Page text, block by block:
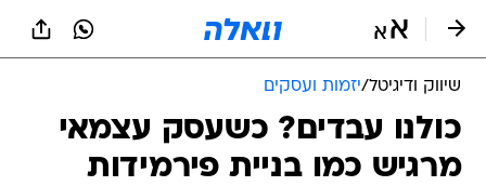
שיווק ודיגיטל/יזמות ועסקים
כולנו עבדים? כשעסק עצמאי
מרגיש כמו בניית פירמידות